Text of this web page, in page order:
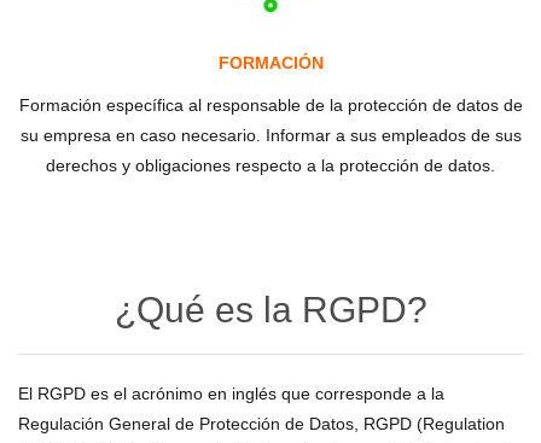
FORMACIÓN
Formación específica al responsable de la protección de datos de
su empresa en caso necesario. Informar a sus empleados de sus
derechos y obligaciones respecto a la protección de datos.
¿Qué es la RGPD?
El RGPD es el acrónimo en inglés que corresponde a la
Regulación General de Protección de Datos, RGPD (Regulation